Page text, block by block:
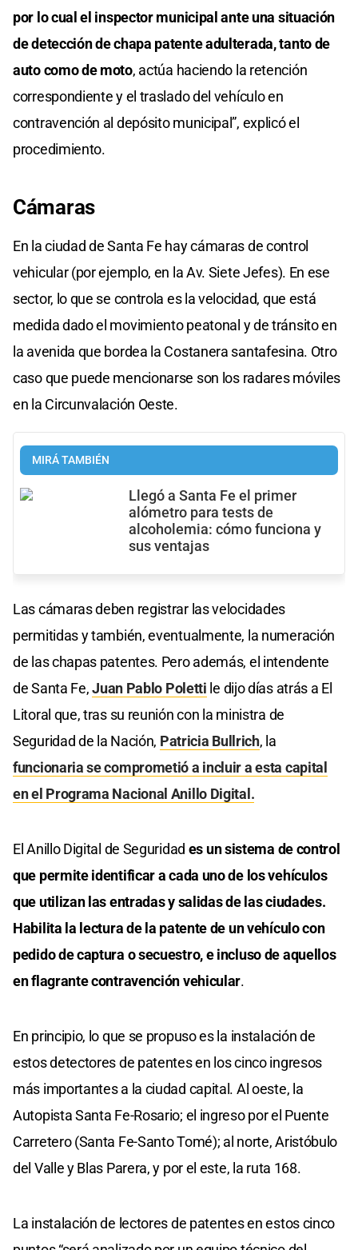
por lo cual el inspector municipal ante una situación
de detección de chapa patente adulterada, tanto de
auto como de moto, actúa haciendo la retención
correspondiente y el traslado del vehículo en
contravención al depósito municipal”, explicó el
procedimiento.
Cámaras
En la ciudad de Santa Fe hay cámaras de control
vehicular (por ejemplo, en la Av. Siete Jefes). En ese
sector, lo que se controla es la velocidad, que está
medida dado el movimiento peatonal y de tránsito en
la avenida que bordea la Costanera santafesina. Otro
caso que puede mencionarse son los radares móviles
en la Circunvalación Oeste.
MIRÁ TAMBIÉN
Llegó a Santa Fe el primer
alómetro para tests de
alcoholemia: cómo funciona y
sus ventajas
Las cámaras deben registrar las velocidades
permitidas y también, eventualmente, la numeración
de las chapas patentes. Pero además, el intendente
de Santa Fe,Juan Pablo Poletti le dijo días atrás a El
Litoral que, tras su reunión con la ministra de
Seguridad de la Nación, Patricia Bullrich, la
funcionaria se comprometió a incluir a esta capital
en el Programa Nacional Anillo Digital.
El Anillo Digital de Seguridad es un sistema de control
que permite identificar a cada uno de los vehículos
que utilizan las entradas y salidas de las ciudades.
Habilita la lectura de la patente de un vehículo con
pedido de captura o secuestro, e incluso de aquellos
en flagrante contravención vehicular.
En principio, lo que se propuso es la instalación de
estos detectores de patentes en los cinco ingresos
más importantes a la ciudad capital. Al oeste, la
Autopista Santa Fe-Rosario; el ingreso por el Puente
Carretero (Santa Fe-Santo Tomé); al norte, Aristóbulo
del Valle y Blas Parera, y por el este, la ruta 168.
La instalación de lectores de patentes en estos cinco